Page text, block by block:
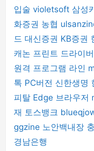
입술 violetsoft 삼성
화증권 농협
드 대신증권 KB증권
캐논 프린트 드라이버
원격 프로그램 라인
톡 PC버전 신한생명
피탈 Edge 브라우저
재 토스뱅크
ggzine 노안백내장
경남은행